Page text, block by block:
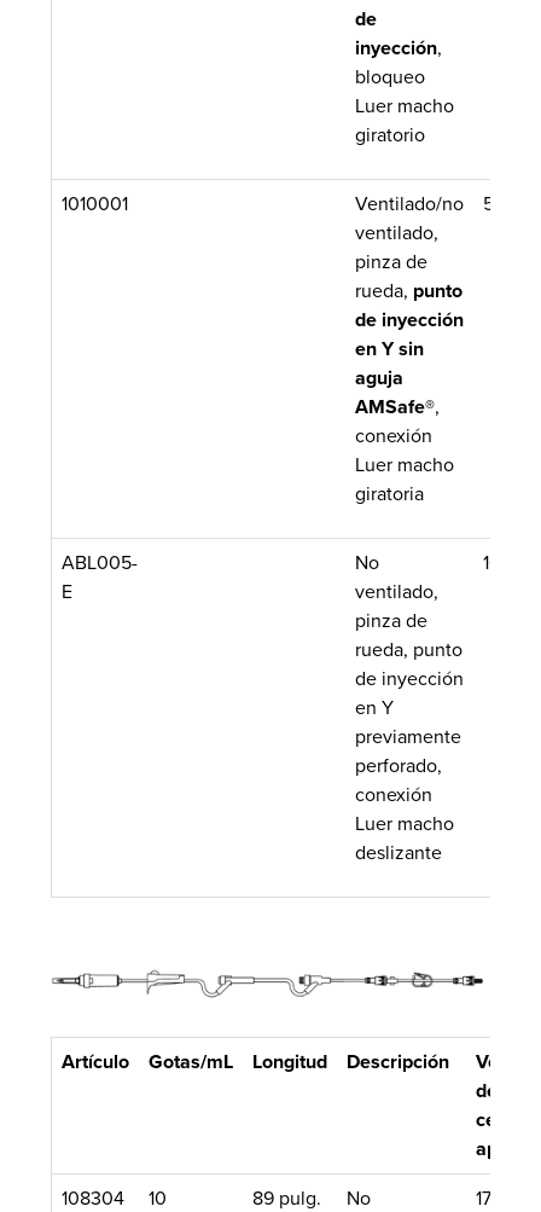
de
inyección,
bloqueo
Luer macho
giratorio
1010001
Ventilado/no
ventilado,
pinza de
rueda, punto
de inyección
en Y sin
aguja
AMSafe®,
conexión
Luer macho
giratoria
50/
ABL005-
E
No
ventilado,
pinza de
rueda, punto
de inyección
en Y
previamente
perforado,
conexión
Luer macho
deslizante
100/
Artículo Gotas/mL Longitud Descripción
de
cebado
aprox.
108304 10
89 pulg.
No
17.5 mL